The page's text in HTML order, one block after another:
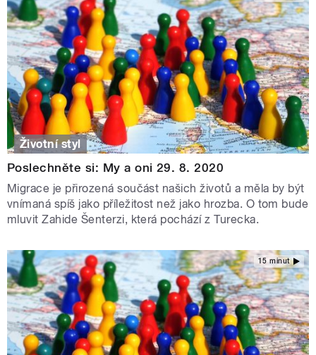
Životní styl
Poslechněte si: My a oni 29. 8. 2020
Migrace je přirozená součást našich životů a měla by být
vnímaná spíš jako příležitost než jako hrozba. O tom bude
mluvit Zahide Šenterzi, která pochází z Turecka.
15 minut